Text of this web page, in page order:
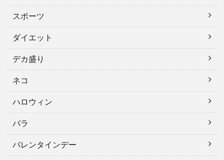
スポーツ
ダイエット
デカ盛り
ネコ
ハロウィン
バラ
バレンタインデー